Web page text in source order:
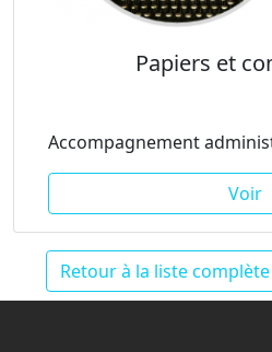
Papiers et
Accompagnement
Voir
Retour à la liste